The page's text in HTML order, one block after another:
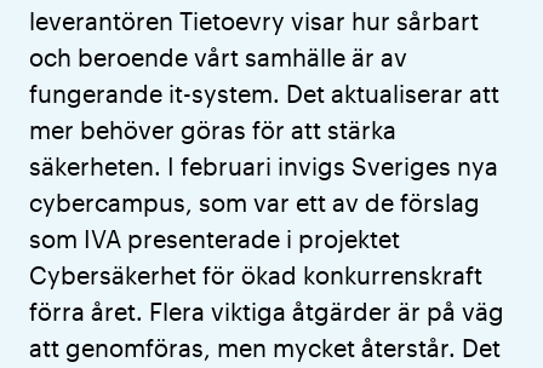
leverantören Tietoevry visar hur sårbart
och beroende vårt samhälle är av
fungerande it-system. Det aktualiserar att
mer behöver göras för att stärka
säkerheten. I februari invigs Sveriges nya
cybercampus, som var ett av de förslag
som IVA presenterade i projektet
Cybersäkerhet för ökad konkurrenskraft
förra året. Flera viktiga åtgärder är på väg
att genomföras, men mycket återstår. Det